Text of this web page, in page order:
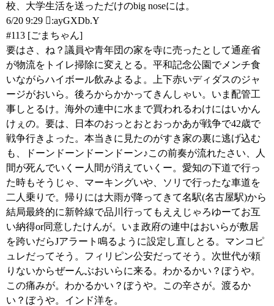
校、大学生活を送っただけのbig noseには。
6/20 9:29 :ayGXDb.Y
#113 [ごまちゃん]
要はさ、ね？議員や青年団の家を寺に売ったとして通産省
が物流をトイレ掃除に変えとる。平和記念公園でメンチ食
いながらハイボール飲みよるよ。上下赤いディダスのジャ
ージがおいら。後ろからかかってきんしゃい。いま配管工
事しとるけ。海外の連中に水まで買われるわけにはいかん
けぇの。要は、日本のおっとおとおっかあが戦争で42歳で
戦争行きよった。本当きに見たのがすき家の裏に逃げ込む
も、ドーンドーンドーンドーン♪この前奏が流れたさい、人
間が死んでいくー人間が消えていくー。愛知の下道で行っ
た時もそうじゃ、マーキングいや、ソリで行ったな車道を
二人乗りで。帰りには大雨が降ってきて名駅(名古屋駅)から
結局最終的に新幹線で品川行ってもええじゃろゆーてお互
い納得or同意したけんが。いま政府の連中はおいらが敷居
を跨いだらJアラート鳴るように設定し直しとる。マンコピ
ュレだってそう。フィリピン公安だってそう。次世代が頼
りないからぜーんぶおいらに来る。わかるかい？ぼうや。
この痛みが。わかるかい？ぼうや。この辛さが。渡るか
い？ぼうや。インド洋を。